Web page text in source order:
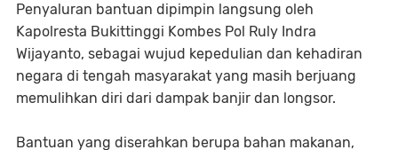
Penyaluran bantuan dipimpin langsung oleh
Kapolresta Bukittinggi Kombes Pol Ruly Indra
Wijayanto, sebagai wujud kepedulian dan kehadiran
negara di tengah masyarakat yang masih berjuang
memulihkan diri dari dampak banjir dan longsor.
Bantuan yang diserahkan berupa bahan makanan,